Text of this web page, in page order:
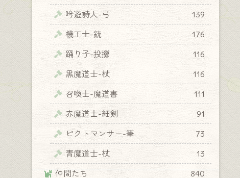
吟遊詩人-弓
139
機工士-銃
176
踊り子-投擲
116
黒魔道士-杖
116
召喚士-魔道書
111
赤魔道士-細剣
91
ピクトマンサー-筆
73
青魔道士-杖
13
仲間たち
840